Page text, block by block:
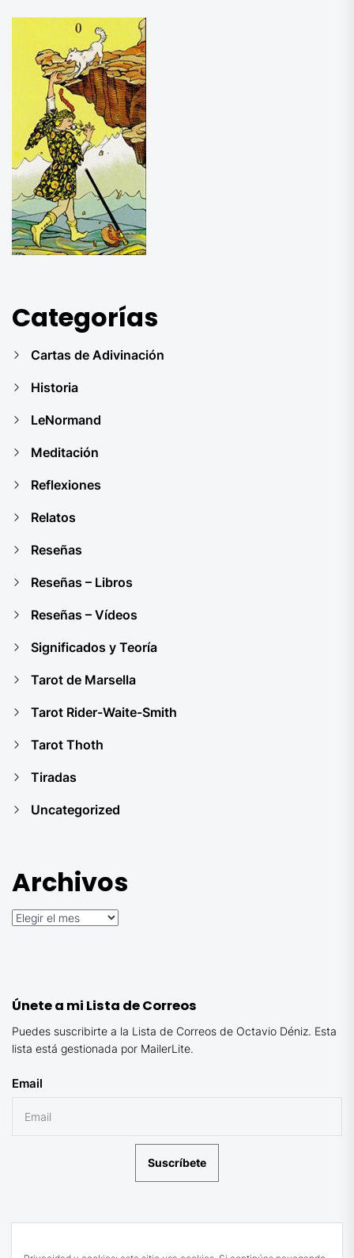
Categorías
Cartas de Adivinación
Historia
LeNormand
Meditación
Reflexiones
Relatos
Reseñas
Reseñas – Libros
Reseñas – Vídeos
Significados y Teoría
Tarot de Marsella
Tarot Rider-Waite-Smith
Tarot Thoth
Tiradas
Uncategorized
Archivos
Archivos
Únete a mi Lista de Correos
Puedes suscribirte a la Lista de Correos de Octavio Déniz. Esta
lista está gestionada por MailerLite.
Email
Suscríbete